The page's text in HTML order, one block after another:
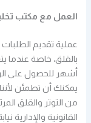
العمل مع مكتب
عملية تقديم
بالقلق، خاصة عندما
أشهر للحصول على
يمكنك أن تطمئن
من التوتر والقلق
القانونية والإدارية